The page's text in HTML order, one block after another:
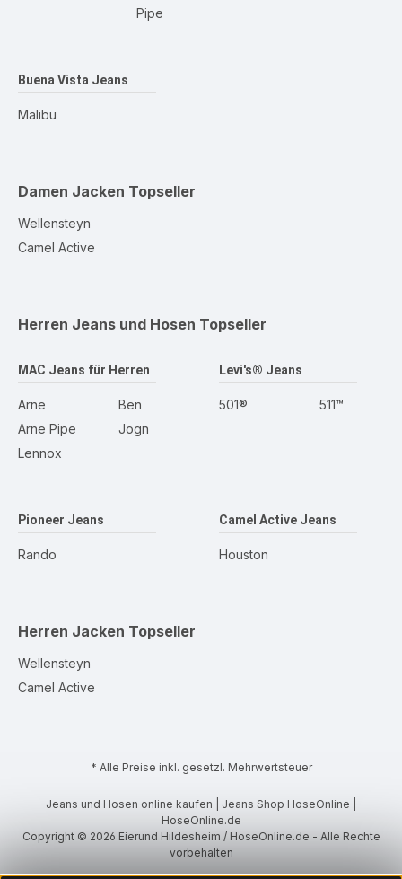
Pipe
Buena Vista Jeans
Malibu
Damen Jacken Topseller
Wellensteyn
Camel Active
Herren Jeans und Hosen Topseller
MAC Jeans für Herren
Arne
Arne Pipe
Lennox
Ben
Jogn
Levi's® Jeans
501® 511™
Pioneer Jeans
Rando
Camel Active Jeans
Houston
Herren Jacken Topseller
Wellensteyn
Camel Active
* Alle Preise inkl. gesetzl. Mehrwertsteuer
Jeans und Hosen online kaufen | Jeans Shop HoseOnline |
HoseOnline.de
Copyright © 2026 Eierund Hildesheim / HoseOnline.de - Alle Rechte
vorbehalten